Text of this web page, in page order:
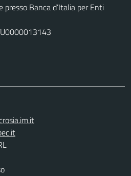
Banca d’Italia per Enti